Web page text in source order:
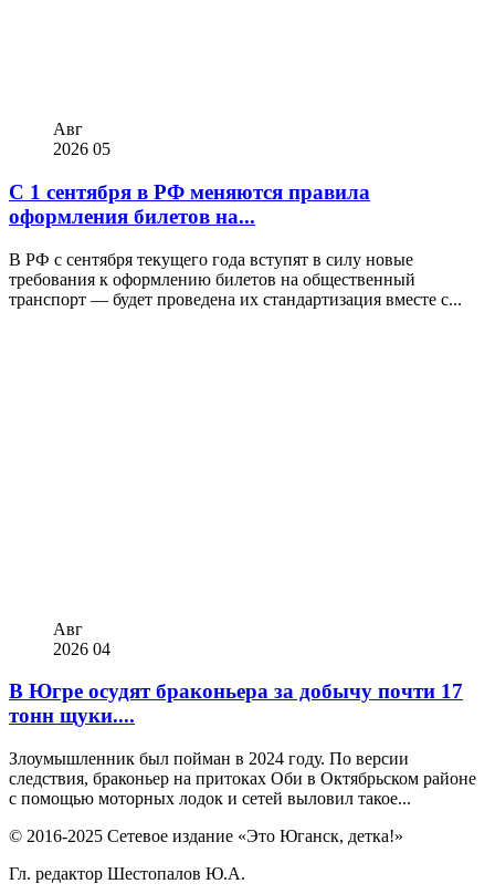
Авг
2026 05
С 1 сентября в РФ меняются правила
оформления билетов на...
В РФ с сентября текущего года вступят в силу новые
требования к оформлению билетов на общественный
транспорт — будет проведена их стандартизация вместе с...
Авг
2026 04
В Югре осудят браконьера за добычу почти 17
тонн щуки....
Злоумышленник был пойман в 2024 году. По версии
следствия, браконьер на притоках Оби в Октябрьском районе
с помощью моторных лодок и сетей выловил такое...
© 2016-2025 Сетевое издание «Это Юганск, детка!»
Гл. редактор Шестопалов Ю.А.